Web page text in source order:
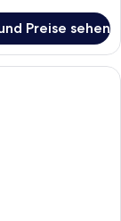
Preise sehen
mit